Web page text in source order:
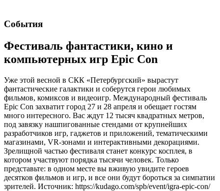
События
Фестиваль фантастики, кино и
компьютерных игр Epic Con
Уже этой весной в СКК «Петербургский» вырастут
фантастические галактики и соберутся герои любимых
фильмов, комиксов и видеоигр. Международный фестиваль
Epic Con захватит город 27 и 28 апреля и обещает гостям
много интересного. Вас ждут 12 тысяч квадратных метров,
под завязку нашпигованные стендами от крупнейших
разработчиков игр, гаджетов и приложений, тематическими
магазинами, VR-зонами и интерактивными декорациями.
Зрелищной частью фестиваля станет конкурс косплея, в
котором участвуют порядка тысячи человек. Только
представьте: в одном месте вы вживую увидите героев
десятков фильмов и игр, и все они будут бороться за симпатии
зрителей. Источник: https://kudago.com/spb/event/igra-epic-con/